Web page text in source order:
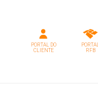
PORTAL DO
CLIENTE
PORTAL
RFB